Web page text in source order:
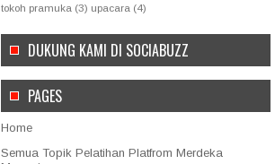
tokoh pramuka (3) upacara (4)
DUKUNG KAMI DI SOCIABUZZ
PAGES
Home
Semua Topik Pelatihan Platfrom Merdeka